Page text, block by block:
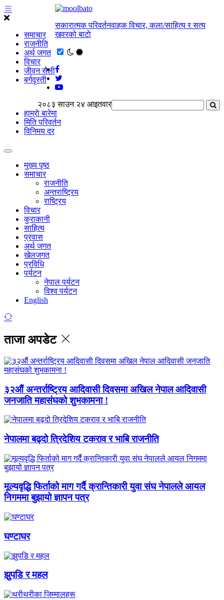
समाचार
राजनीति
अर्थ जगत
विचार
जीवन सैली
बर्गदृस्ती
सकारात्मक परिवर्तनवाहक विचार, कला/साहित्य र सत्य
खवरको बाटाे
२०८३ साउन २४ आइतवार
हाम्राे बारेमा
मिति परिवर्तन
विनिमय दर
मुख्य पृष्ठ
समाचार
राजनीति
अन्तराष्ट्रिय
राष्ट्रिय
विचार
कुराकानी
साहित्य
प्रवास
अर्थ जगत
खेलजगत
प्रविधि
पर्यटन
नेपाल पर्यटन
विश्व पर्यटन
English
ताजा अपडेट
३२औं अन्तर्राष्ट्रिय आदिवासी दिवसमा अखिल नेपाल आदिवासी
जनजाति महासंघको शुभकामना !
नेपालमा बढ्दो त्रिदेशिय टकराव र भाबि राजनीति
मूल्यवृद्धि फिर्ताको माग गर्दै क्रान्तिकारी युवा संघ नेपालले आयल
निगममा बुझायो ज्ञापन पत्र
घण्टाघर
झुपडि र महल